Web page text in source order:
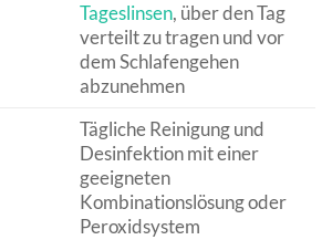
Tageslinsen, über den Tag
verteilt zu tragen und vor
dem Schlafengehen
abzunehmen
Tägliche Reinigung und
Desinfektion mit einer
geeigneten
Kombinationslösung oder
Peroxidsystem